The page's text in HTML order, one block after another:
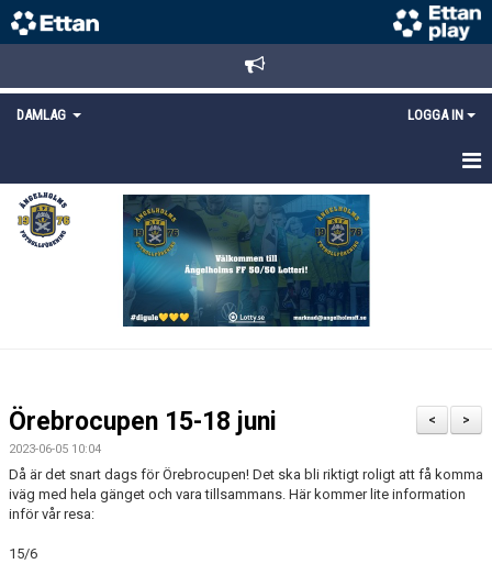
DAMLAG LOGGA IN
HEM
NYHETER
DOKUMENT
KONTAKT
>
<
Örebrocupen 15-18 juni
2023-06-05 10:04
Då är det snart dags för Örebrocupen! Det ska bli riktigt roligt att få komma
iväg med hela gänget och vara tillsammans. Här kommer lite information
inför vår resa:
15/6